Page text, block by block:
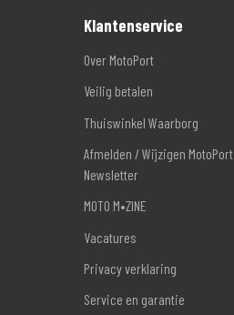
Klantenservice
Over MotoPort
Veilig betalen
Thuiswinkel Waarborg
Afmelden / Wijzigen MotoPort
Newsletter
MOTO M•ZINE
Vacatures
Privacy verklaring
Service en garantie